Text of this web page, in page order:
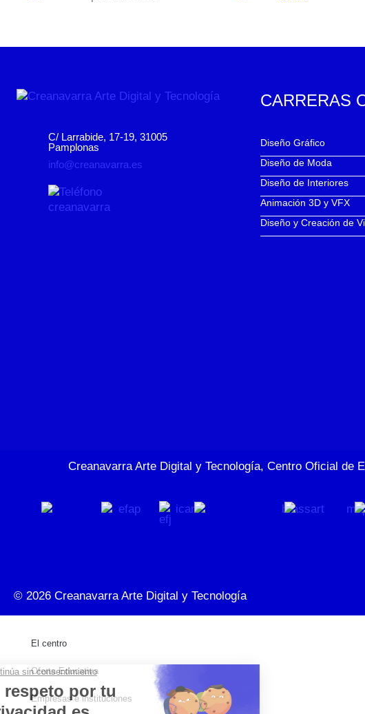
C/ Larrabide, 17-19, 31005
Pamplonas
info@creanavarra.es
CARRERAS
Diseño Gráfico
Diseño de Moda
Diseño de Interiores
Animación 3D y VFX
Diseño y Creación de
Creanavarra Arte Digital y Tecnología, Centro Oficial de
© 2026 Creanavarra Arte Digital y Tecnología
El centro
Oferta Educativa
Empresas e instituciones